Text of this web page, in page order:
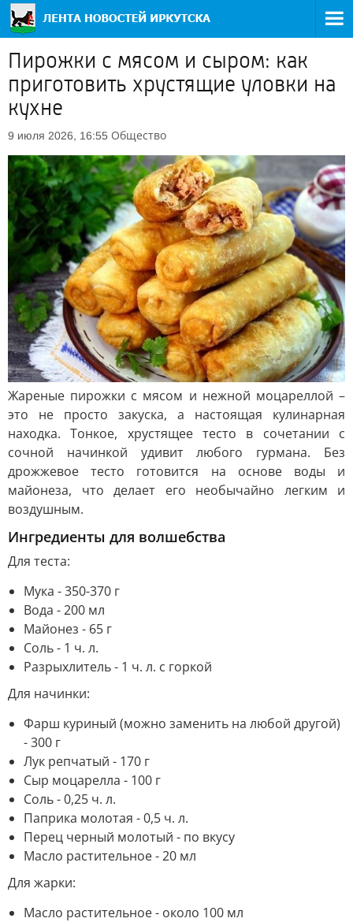
Пирожки с мясом и сыром: как
приготовить хрустящие уловки на
кухне
9 июля 2026, 16:55 Общество
Жареные пирожки с мясом и нежной моцареллой –
это не просто закуска, а настоящая кулинарная
находка. Тонкое, хрустящее тесто в сочетании с
сочной начинкой удивит любого гурмана. Без
дрожжевое тесто готовится на основе воды и
майонеза, что делает его необычайно легким и
воздушным.
Ингредиенты для волшебства
Для теста:
Мука - 350-370 г
Вода - 200 мл
Майонез - 65 г
Соль - 1 ч. л.
Разрыхлитель - 1 ч. л. с горкой
Для начинки:
Фарш куриный (можно заменить на любой другой)
- 300 г
Лук репчатый - 170 г
Сыр моцарелла - 100 г
Соль - 0,25 ч. л.
Паприка молотая - 0,5 ч. л.
Перец черный молотый - по вкусу
Масло растительное - 20 мл
Для жарки:
Масло растительное - около 100 мл